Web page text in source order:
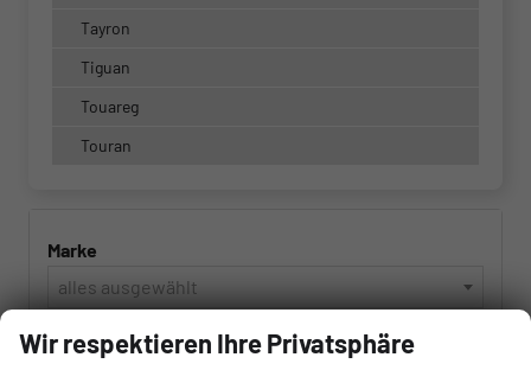
Tayron
Tiguan
Touareg
Touran
Marke
alles ausgewählt
Modell
Wir respektieren Ihre Privatsphäre